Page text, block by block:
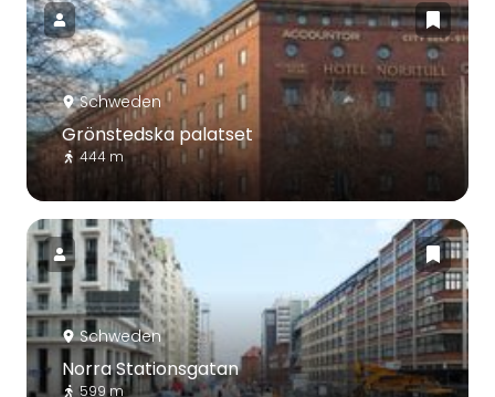
Schweden
Grönstedska palatset
444 m
Schweden
Norra Stationsgatan
599 m